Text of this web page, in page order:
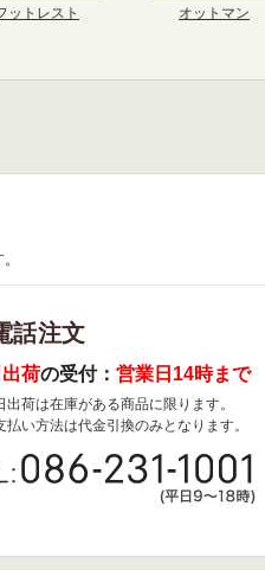
ットレスト オットマン
話注文
荷の受付： 営業日14時まで
荷は在庫がある商品に限ります。
い方法は代金引換のみとなります。